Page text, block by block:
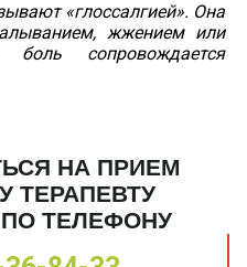
«глоссалгией». Она
жжением или
сопровождается
НА ПРИЕМ
ТЕРАПЕВТУ
ТЕЛЕФОНУ